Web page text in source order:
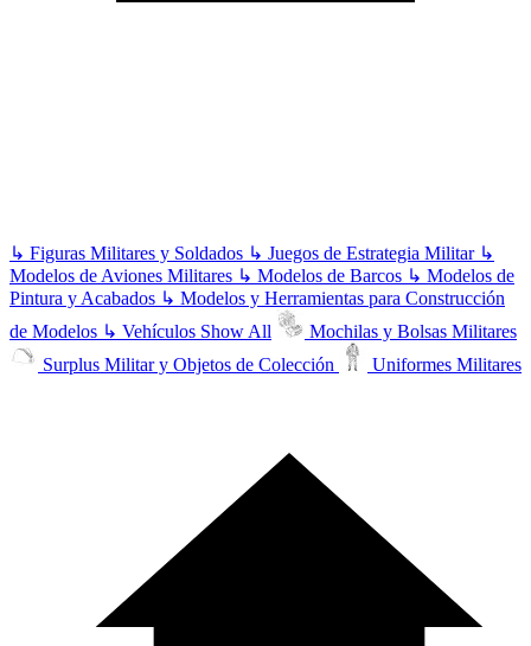
↳ Figuras Militares y Soldados ↳ Juegos de Estrategia Militar ↳
Modelos de Aviones Militares ↳ Modelos de Barcos ↳ Modelos de
Pintura y Acabados ↳ Modelos y Herramientas para Construcción
de Modelos ↳ Vehículos Show All
Mochilas y Bolsas Militares
Surplus Militar y Objetos de Colección
Uniformes Militares